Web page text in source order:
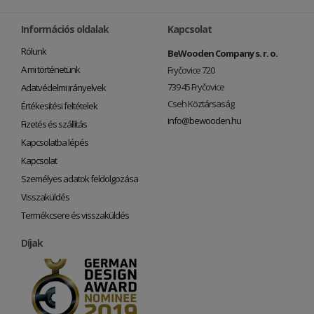
Információs oldalak
Rólunk
A mi történetünk
Adatvédelmi irányelvek
Értékesítési feltételek
Fizetés és szállítás
Kapcsolatba lépés
Kapcsolat
Személyes adatok feldolgozása
Visszaküldés
Termékcsere és visszaküldés
Kapcsolat
BeWooden Company s. r. o.
Fryčovice 720
739 45 Fryčovice
Cseh Köztársaság
info@bewooden.hu
Díjak